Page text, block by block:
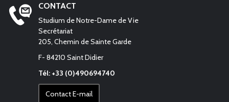
CONTACT
Studium de Notre-Dame de Vie
Secrétariat
205, Chemin de Sainte Garde
F- 84210 Saint Didier
Tél: +33 (0)490694740
Contact E-mail